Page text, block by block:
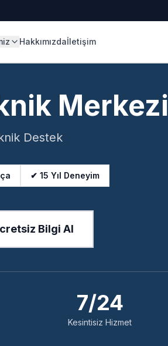
Hakkımızdaİletişim
Merkezi
Destek
✔ 15 Yıl Deneyim
Bilgi Al
7/24
Kesintisiz Hizmet